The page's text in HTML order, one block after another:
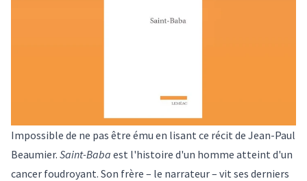
Impossible de ne pas être ému en lisant ce récit de Jean-Paul
Beaumier. Saint-Baba est l'histoire d'un homme atteint d'un
cancer foudroyant. Son frère – le narrateur – vit ses derniers